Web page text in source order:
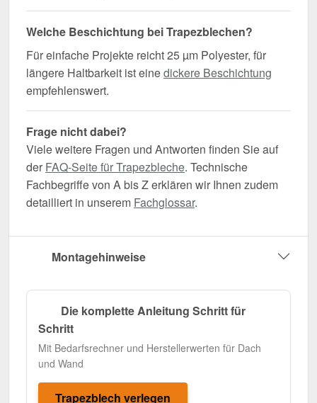
Welche Beschichtung bei Trapezblechen?
Für einfache Projekte reicht 25 µm Polyester, für
längere Haltbarkeit ist einedickere Beschichtung
empfehlenswert.
Frage nicht dabei?
Viele weitere Fragen und Antworten finden Sie auf
der FAQ-Seite für Trapezbleche. Technische
Fachbegriffe von A bis Z erklären wir Ihnen zudem
detailliert in unserem Fachglossar.
Montagehinweise
Die komplette Anleitung Schritt für
Schritt
Mit Bedarfsrechner und Herstellerwerten für Dach
und Wand
Trapezblech verlegen